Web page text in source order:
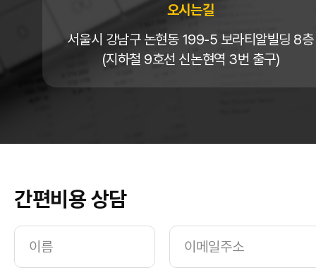
오시는길
서울시 강남구 논현동 199-5 보라티알빌딩 8층
(지하철 9호선 신논현역 3번 출구)
간편비용 상담